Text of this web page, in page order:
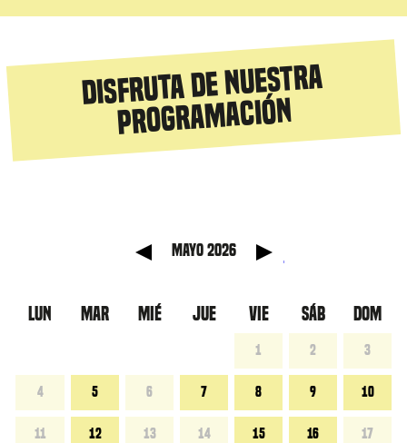
Disfruta de nuestra
programación
mayo 2026
LUN MAR MIÉ JUE VIE SÁB DOM
1 2 3
4 5 6 7 8 9 10
11 12 13 14 15 16 17